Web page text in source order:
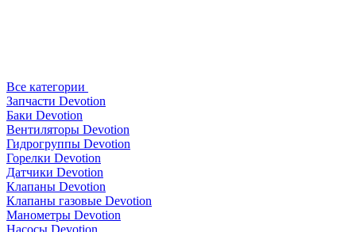
Все категории
Запчасти Devotion
Баки Devotion
Вентиляторы Devotion
Гидрогруппы Devotion
Горелки Devotion
Датчики Devotion
Клапаны Devotion
Клапаны газовые Devotion
Манометры Devotion